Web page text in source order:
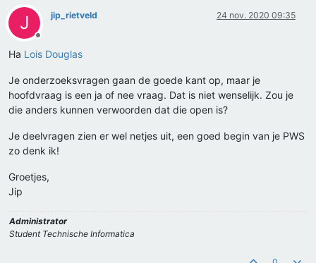
J
Offline
jip_rietveld 24 nov. 2020 09:35
Ha Lois Douglas
Je onderzoeksvragen gaan de goede kant op, maar je
hoofdvraag is een ja of nee vraag. Dat is niet wenselijk. Zou je
die anders kunnen verwoorden dat die open is?
Je deelvragen zien er wel netjes uit, een goed begin van je PWS
zo denk ik!
Groetjes,
Jip
Administrator
Student Technische Informatica